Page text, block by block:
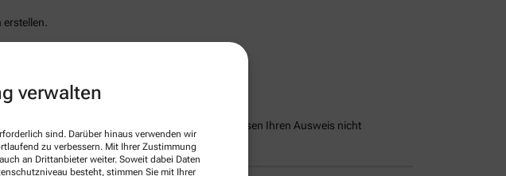
verwalten
sind. Darüber hinaus verwenden wir
zu verbessern. Mit Ihrer Zustimmung
an Drittanbieter weiter. Soweit dabei Daten
besteht, stimmen Sie mit Ihrer
können wir diese Info speichern und Sie müssen Ihren Ausweis nicht